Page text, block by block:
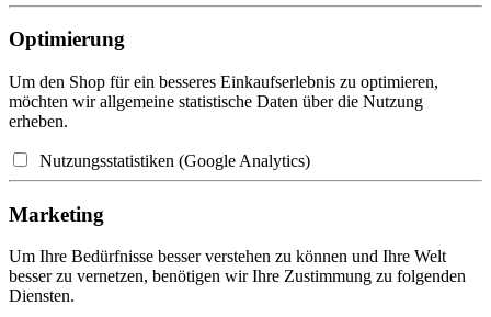
Optimierung
Um den Shop für ein besseres Einkaufserlebnis zu optimieren,
möchten wir allgemeine statistische Daten über die Nutzung
erheben.
Nutzungsstatistiken (Google Analytics)
Marketing
Um Ihre Bedürfnisse besser verstehen zu können und Ihre Welt
besser zu vernetzen, benötigen wir Ihre Zustimmung zu folgenden
Diensten.